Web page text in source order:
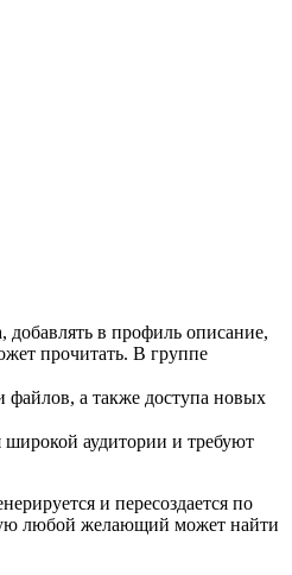
в профиль описание,
прочитать. В группе
файлов, а также доступа новых
аудитории и требуют
и пересоздается по
любой желающий может найти